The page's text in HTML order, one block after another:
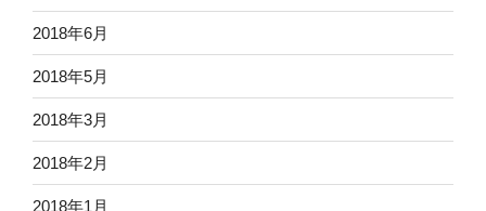
2018年6月
2018年5月
2018年3月
2018年2月
2018年1月